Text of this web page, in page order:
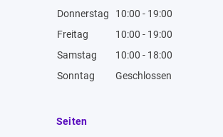
Donnerstag
10:00 - 19:00
Freitag
10:00 - 19:00
Samstag
10:00 - 18:00
Sonntag
Geschlossen
Seiten